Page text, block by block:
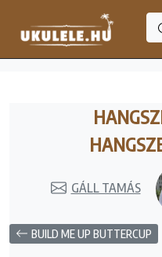
GÁLL TAMÁS
BUILD ME UP BUTTERCUP